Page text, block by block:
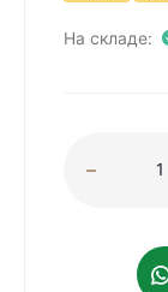
На складе: